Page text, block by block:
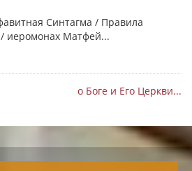
Синтагма / Правила
иеромонах Матфей...
о Боге и Его Церкви...